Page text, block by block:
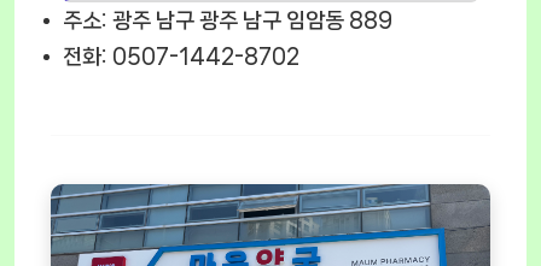
주소: 광주 남구 광주 남구 임암동 889
전화: 0507-1442-8702